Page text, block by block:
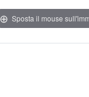
Sposta il mouse